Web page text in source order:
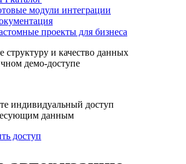
доступ
and Data Feed
модули интеграции
демо-доступе